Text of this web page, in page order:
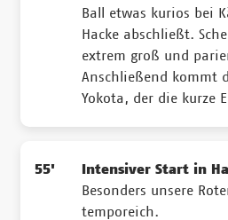
Ball etwas kurios bei
Hacke abschließt.
extrem groß und
Anschließend kommt
Yokota, der die kurze
55'
Intensiver Start in
Besonders unsere
temporeich.